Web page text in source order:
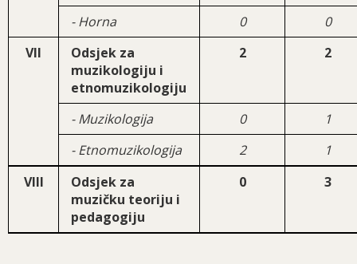
- Horna
0
0
VII
Odsjek za
muzikologiju i
etnomuzikologiju
2 2
- Muzikologija 0
1
- Etnomuzikologija
2
1
VIII
Odsjek za
muzičku teoriju i
pedagogiju
0 3